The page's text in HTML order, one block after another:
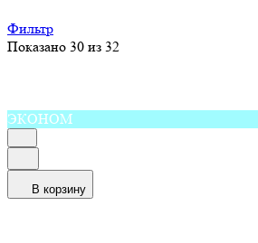
Фильтр
Показано 30 из 32
ЭКОНОМ
В корзину